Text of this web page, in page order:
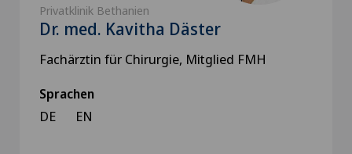
Privatklinik Bethanien
Dr. med. Kavitha Däster
Fachärztin für Chirurgie, Mitglied FMH
Sprachen
DE EN